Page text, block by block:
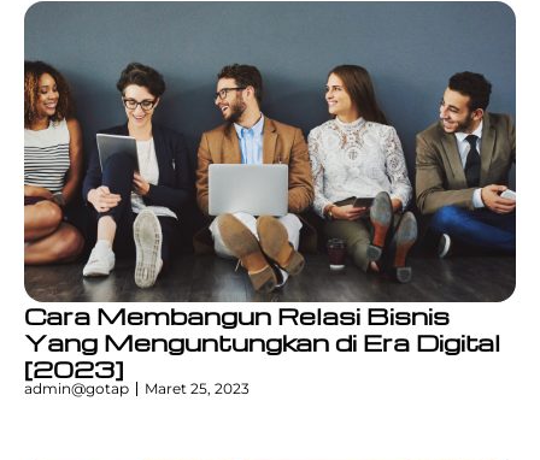
Cara Membangun Relasi Bisnis
Yang Menguntungkan di Era Digital
[2023]
admin@gotap Maret 25, 2023